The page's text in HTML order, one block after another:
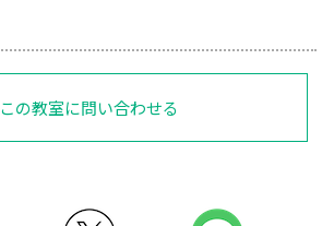
この教室に問い合わせる